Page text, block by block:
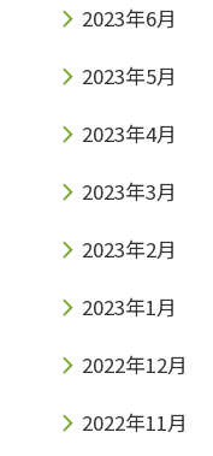
2023年6月
2023年5月
2023年4月
2023年3月
2023年2月
2023年1月
2022年12月
2022年11月